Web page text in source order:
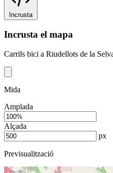
Incrusta
Incrusta el mapa
Carrils bici a Riudellots de la
Mida
Amplada
Alçada
px
Previsualització